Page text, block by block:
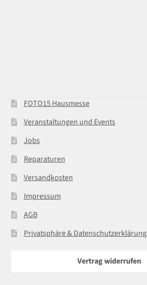
FOTO15 Hausmesse
Veranstaltungen und Events
Jobs
Reparaturen
Versandkosten
Impressum
AGB
Privatsphäre & Datenschutzerklärung
Vertrag widerrufen